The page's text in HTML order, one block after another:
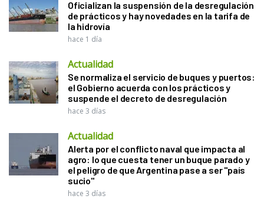
Oficializan la suspensión de la desregulación
de prácticos y hay novedades en la tarifa de
la hidrovía
hace 1 día
Actualidad
Se normaliza el servicio de buques y puertos:
el Gobierno acuerda con los prácticos y
suspende el decreto de desregulación
hace 3 días
Actualidad
Alerta por el conflicto naval que impacta al
agro: lo que cuesta tener un buque parado y
el peligro de que Argentina pase a ser "país
sucio"
hace 3 días